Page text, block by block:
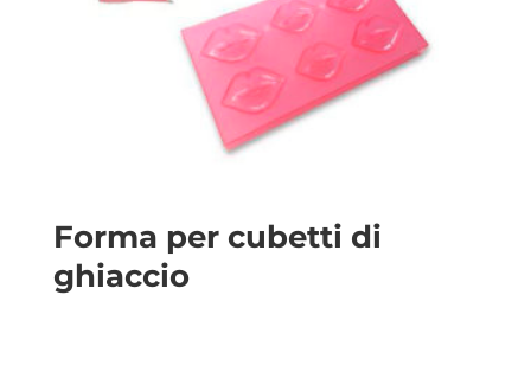
Forma per cubetti di
ghiaccio